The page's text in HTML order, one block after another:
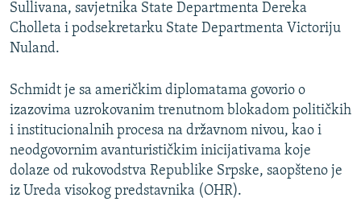
Sullivana, savjetnika State Departmenta Dereka
Cholleta i podsekretarku State Departmenta Victoriju
Nuland.
Schmidt je sa američkim diplomatama govorio o
izazovima uzrokovanim trenutnom blokadom političkih
i institucionalnih procesa na državnom nivou, kao i
neodgovornim avanturističkim inicijativama koje
dolaze od rukovodstva Republike Srpske, saopšteno je
iz Ureda visokog predstavnika (OHR).